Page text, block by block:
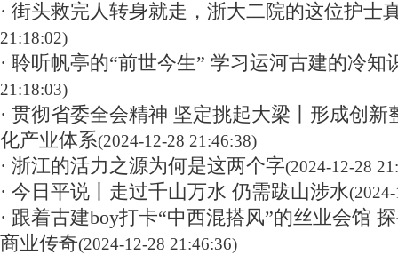
· 街头救完人转身就走，浙大二院的这位护士
21:18:02)
· 聆听帆亭的“前世今生” 学习运河古建的冷知
21:18:03)
· 贯彻省委全会精神 坚定挑起大梁丨形成创新
化产业体系(2024-12-28 21:46:38)
· 浙江的活力之源为何是这两个字(2024-12-28
· 今日平说丨走过千山万水 仍需跋山涉水
· 跟着古建boy打卡“中西混搭风”的丝业会馆
商业传奇(2024-12-28 21:46:36)